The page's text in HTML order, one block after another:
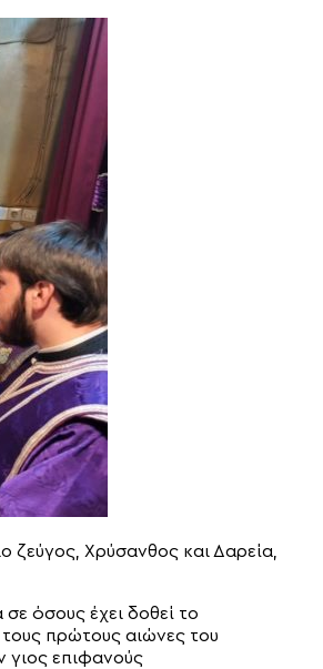
ζεύγος, Χρύσανθος και Δαρεία,
όσους έχει δοθεί το
πρώτους αιώνες του
γιος επιφανούς